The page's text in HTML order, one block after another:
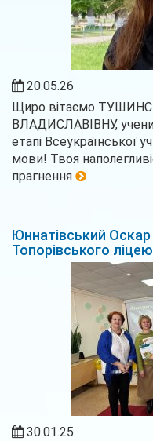
20.05.26
Щиро вітаємо
ВЛАДИСЛАВІВНУ,
етапі Всеукраїнської
мови! Твоя
прагнення
Юннатівський
Топорівського ліцею
30.01.25